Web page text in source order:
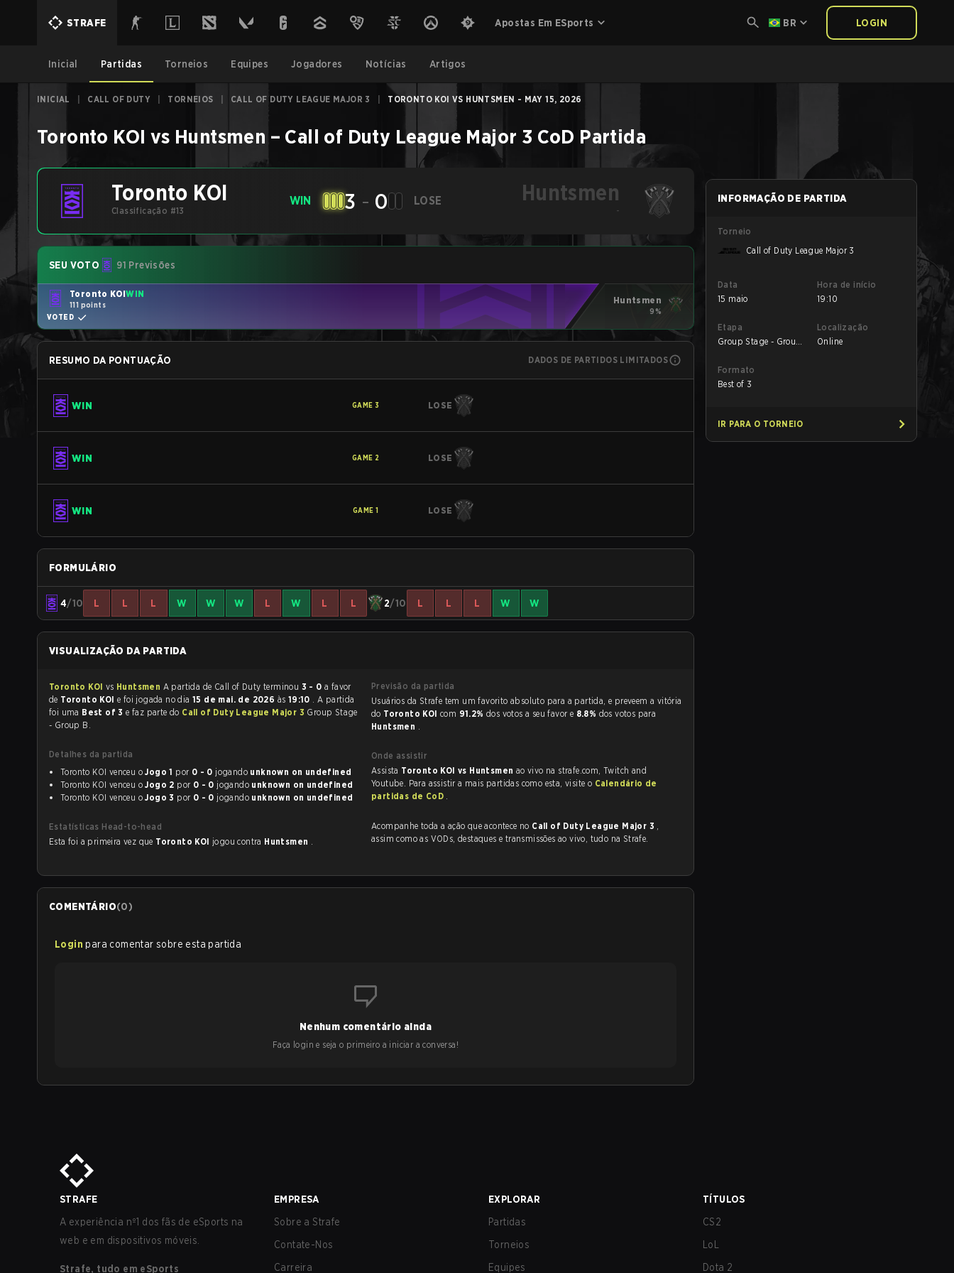
STRAFE Apostas Em ESports BR LOGIN
Inicial Partidas Torneios Equipes Jogadores Notícias Artigos
INICIAL CALL OF DUTY TORNEIOS CALL OF DUTY LEAGUE MAJOR 3 TORONTO KOI VS HUNTSMEN - MAY 15, 2026
Toronto KOI vs Huntsmen – Call of Duty League Major 3 CoD Partida
Toronto KOI
Classificação #13
WIN 3 - 0 LOSE Huntsmen
-
SEU VOTO 91 Previsões
Toronto KOIWIN
111 points
VOTED
Huntsmen
9%
RESUMO DA PONTUAÇÃO DADOS DE PARTIDOS LIMITADOS
WIN GAME 3 LOSE
WIN GAME 2 LOSE
WIN GAME 1 LOSE
FORMULÁRIO
4/10 L L L W W W L W L L 2/10 L L L W W
VISUALIZAÇÃO DA PARTIDA
Toronto KOI vs Huntsmen A partida de Call of Duty terminou 3 - 0
de Toronto KOI e foi jogada no dia 15 de mai. de 2026 às 19:10 . A partida
foi uma Best of 3e faz parte do Call of Duty League Major 3 Group Stage
- Group B.
Detalhes da partida
Toronto KOI venceu oJogo 1 por 0 - 0 jogando
unknown on undefined
Toronto KOI venceu oJogo 2 por 0 - 0 jogando
unknown on undefined
Toronto KOI venceu oJogo 3 por 0 - 0 jogando unknown on undefined
Estatísticas Head-to-head
Esta foi a primeira vez que Toronto KOI jogou contra Huntsmen .
Previsão da partida
Usuários da Strafe tem um favorito absoluto para a partida, e preveem a vitória
do Toronto KOI com 91.2% dos votos a seu favor e 8.8% dos votos para
Huntsmen .
Onde assistir
Assista Toronto KOI vs Huntsmen ao vivo na strafe.com, Twitch and
Youtube. Para assistir a mais partidas como esta, visite o Calendário de
partidas de CoD .
Acompanhe toda a ação que acontece no Call of Duty League Major 3 ,
assim como as VODs, destaques e transmissões ao vivo, tudo na Strafe.
COMENTÁRIO(0)
Login para comentar sobre esta partida
Nenhum comentário ainda
Faça login e seja o primeiro a iniciar a conversa!
INFORMAÇÃO DE PARTIDA
Torneio
Call of Duty League Major 3
Data
15 maio
Hora de início
19:10
Etapa
Group Stage - Group
Localização
Online
Formato
Best of 3
IR PARA O TORNEIO
STRAFE
A experiência nº1 dos fãs de eSports na
web e em dispositivos móveis.
Strafe, tudo em eSports
EMPRESA
Sobre a Strafe
Contate-Nos
Carreira
EXPLORAR
Partidas
Torneios
Equipes
TÍTULOS
CS2
LoL
Dota 2